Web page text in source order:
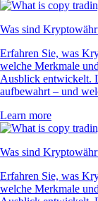
Was sind
Erfahren Sie, was
welche Merkmale
Ausblick entwickelt.
aufbewahrt – und
Learn more
Was sind
Erfahren Sie, was
welche Merkmale